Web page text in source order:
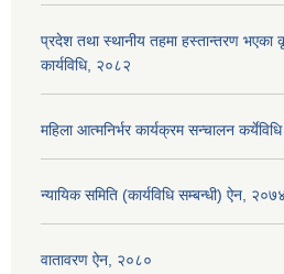
प्रदेश तथा स्थानीय तहमा हस्तान्तरण भएका
कार्यविधि, २०८२
महिला आत्मनिर्भर कार्यक्रम सन्चालन
न्यायिक समिति (कार्यविधि सम्बन्धी) ऐन,
वातावरण ऐन, २०८०